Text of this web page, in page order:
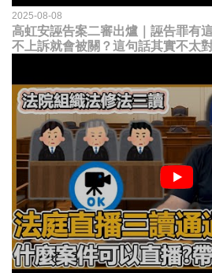
2025-08-08
高虹安誣告案二審出爐｜誣告罪有
不上訴就會被關？這句話其實不太對